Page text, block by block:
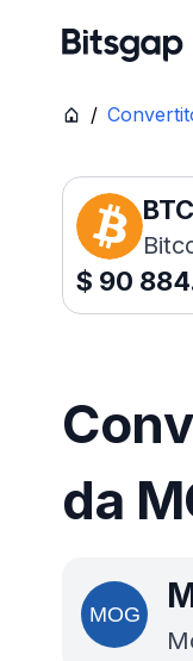
/
BTC
$ 90
da